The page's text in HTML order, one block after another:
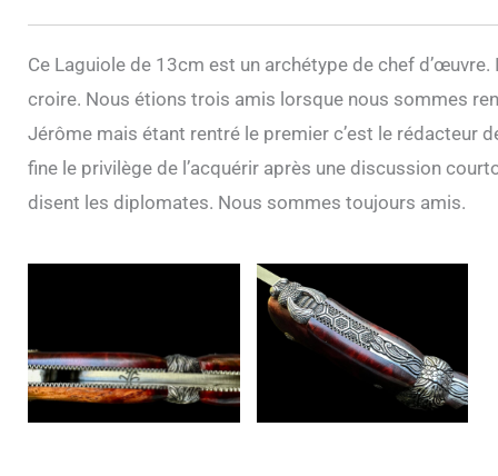
Ce Laguiole de 13cm est un archétype de chef
croire. Nous étions trois amis lorsque nous sommes
Jérôme mais étant rentré le premier c’est le rédacteur
fine le privilège de l’acquérir après une discussion
disent les diplomates. Nous sommes toujours amis.